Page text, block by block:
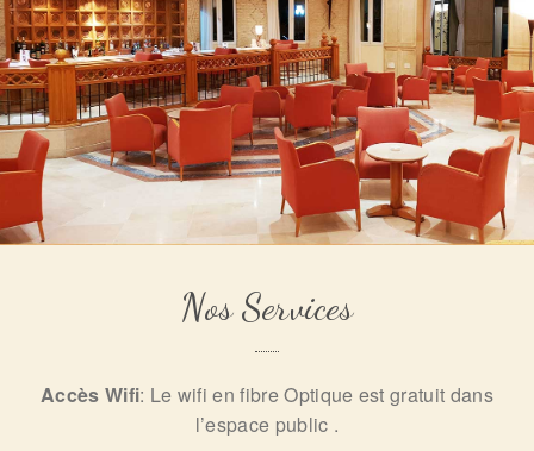
Nos Services
Accès Wifi: Le wifi en fibre Optique est gratuit dans
l’espace public .